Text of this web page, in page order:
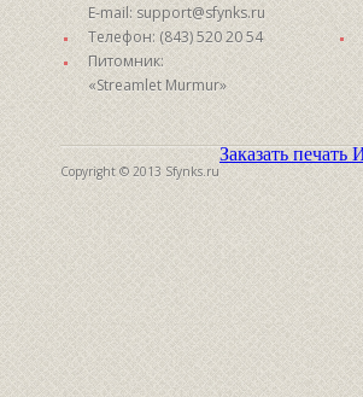
E-mail: support@sfynks.ru
Телефон: (843) 520 20 54
Питомник:
«Streamlet Murmur»
Copyright © 2013 Sfynks.ru
Заказать печать